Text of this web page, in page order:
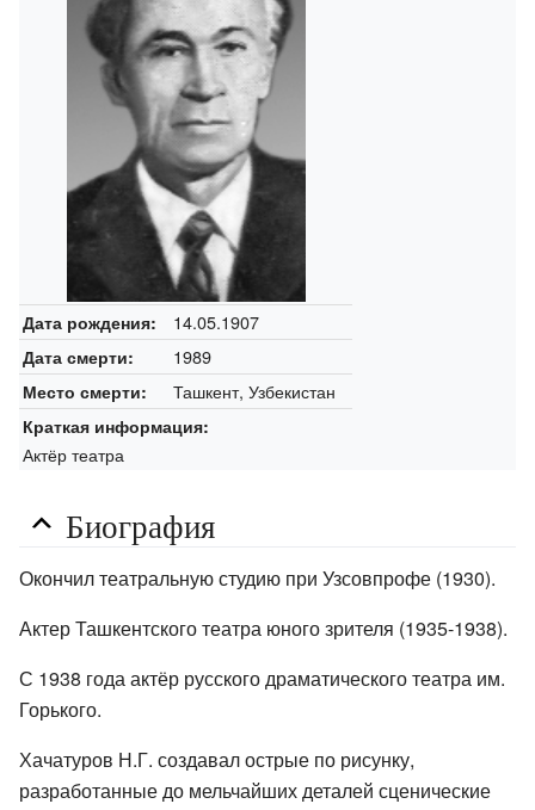
Дата рождения: 14.05.1907
Дата смерти: 1989
Место смерти: Ташкент, Узбекистан
Краткая информация:
Актёр театра
Биография
Окончил театральную студию при Узсовпрофе (1930).
Актер Ташкентского театра юного зрителя (1935-1938).
С 1938 года актёр русского драматического театра им.
Горького.
Хачатуров Н.Г. создавал острые по рисунку,
разработанные до мельчайших деталей сценические